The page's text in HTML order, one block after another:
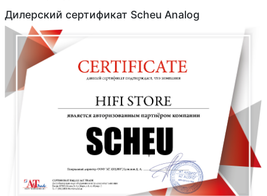
Дилерский сертификат Scheu Analog